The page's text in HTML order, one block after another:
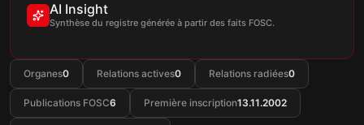
AI Insight
Synthèse du registre générée à partir des faits FOSC.
Organes0 Relations actives0 Relations radiées0
Publications FOSC6 Première inscription13.11.2002